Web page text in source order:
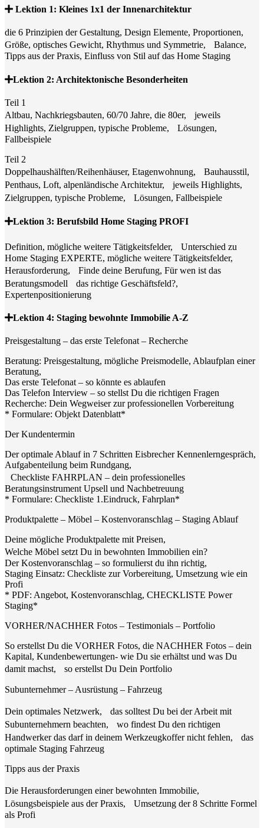
Lektion 1: Kleines 1x1 der Innenarchitektur
die 6 Prinzipien der Gestaltung, Design Elemente, Proportionen,
Größe, optisches Gewicht, Rhythmus und Symmetrie, Balance,
Tipps aus der Praxis, Einfluss von Stil auf das Home Staging
Lektion 2: Architektonische Besonderheiten
Teil 1
Altbau, Nachkriegsbauten, 60/70 Jahre, die 80er, jeweils
Highlights, Zielgruppen, typische Probleme, Lösungen,
Fallbeispiele
Teil 2
Doppelhaushälften/Reihenhäuser, Etagenwohnung, Bauhausstil,
Penthaus, Loft, alpenländische Architektur, jeweils Highlights,
Zielgruppen, typische Probleme, Lösungen, Fallbeispiele
Lektion 3: Berufsbild Home Staging PROFI
Definition, mögliche weitere Tätigkeitsfelder, Unterschied zu
Home Staging EXPERTE, mögliche weitere Tätigkeitsfelder,
Herausforderung, Finde deine Berufung, Für wen ist das
Beratungsmodell das richtige Geschäftsfeld?,
Expertenpositionierung
Lektion 4: Staging bewohnte Immobilie A-Z
Preisgestaltung – das erste Telefonat – Recherche
Beratung: Preisgestaltung, mögliche Preismodelle, Ablaufplan einer
Beratung,
Das erste Telefonat – so könnte es ablaufen
Das Telefon Interview – so stellst Du die richtigen Fragen
Recherche: Dein Wegweiser zur professionellen Vorbereitung
* Formulare: Objekt Datenblatt*
Der Kundentermin
Der optimale Ablauf in 7 Schritten Eisbrecher Kennenlerngespräch,
Aufgabenteilung beim Rundgang,
Checkliste FAHRPLAN – dein professionelles
Beratungsinstrument Upsell und Nachbetreuung
* Formulare: Checkliste 1.Eindruck, Fahrplan*
Produktpalette – Möbel – Kostenvoranschlag – Staging Ablauf
Deine mögliche Produktpalette mit Preisen,
Welche Möbel setzt Du in bewohnten Immobilien ein?
Der Kostenvoranschlag – so formulierst du ihn richtig,
Staging Einsatz: Checkliste zur Vorbereitung, Umsetzung wie ein
Profi
* PDF: Angebot, Kostenvoranschlag, CHECKLISTE Power
Staging*
VORHER/NACHHER Fotos – Testimonials – Portfolio
So erstellst Du die VORHER Fotos, die NACHHER Fotos – dein
Kapital, Kundenbewertungen- wie Du sie erhältst und was Du
damit machst, so erstellst Du Dein Portfolio
Subunternehmer – Ausrüstung – Fahrzeug
Dein optimales Netzwerk, das solltest Du bei der Arbeit mit
Subunternehmern beachten, wo findest Du den richtigen
Handwerker das darf in deinem Werkzeugkoffer nicht fehlen, das
optimale Staging Fahrzeug
Tipps aus der Praxis
Die Herausforderungen einer bewohnten Immobilie,
Lösungsbeispiele aus der Praxis, Umsetzung der 8 Schritte Formel
als Profi